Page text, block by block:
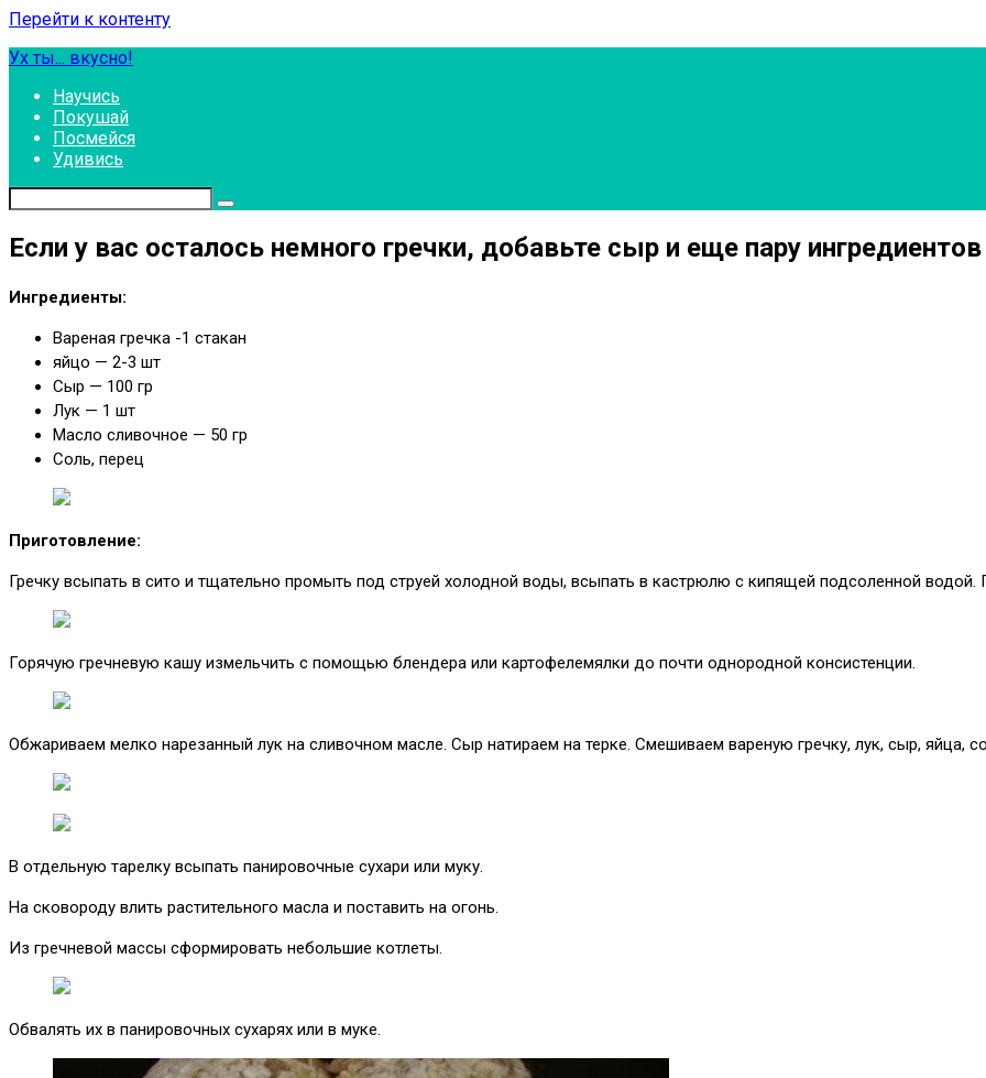
Перейти к контенту
Ух ты... вкусно!
Научись
Покушай
Посмейся
Удивись
Если у вас осталось немного гречки, добавьте сыр и еще пару
Ингредиенты:
Вареная гречка -1 стакан
яйцо — 2-3 шт
Сыр — 100 гр
Лук — 1 шт
Масло сливочное — 50 гр
Соль, перец
Приготовление:
Гречку всыпать в сито и тщательно промыть под струей холодной воды, всыпать в кастрюлю с кипящей подсоленной водой.
Горячую гречневую кашу измельчить с помощью блендера или картофелемялки до почти однородной консистенции.
Обжариваем мелко нарезанный лук на сливочном масле. Сыр натираем на терке. Смешиваем вареную гречку, лук, сыр, яйца,
В отдельную тарелку всыпать панировочные сухари или муку.
На сковороду влить растительного масла и поставить на огонь.
Из гречневой массы сформировать небольшие котлеты.
Обвалять их в панировочных сухарях или в муке.